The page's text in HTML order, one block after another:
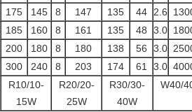
175 145 8 147 135 44 2.6
185 160 8 161 135 48 3.0
200 180 8 180 138 56 3.0
300 240 8 203 174 61 3.0
R10/10-
15W
R20/20-
25W
R30/30-
40W
W40/